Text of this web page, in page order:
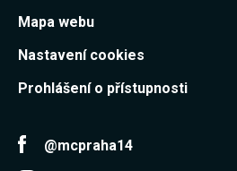
Mapa webu
Nastavení cookies
Prohlášení o přístupnosti
@mcpraha14